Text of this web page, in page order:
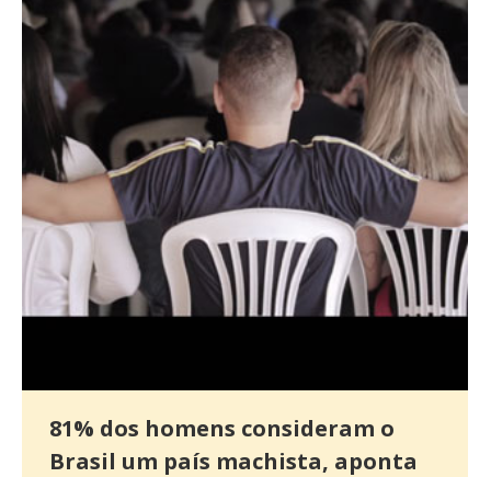
81% dos homens consideram o
Brasil um país machista, aponta